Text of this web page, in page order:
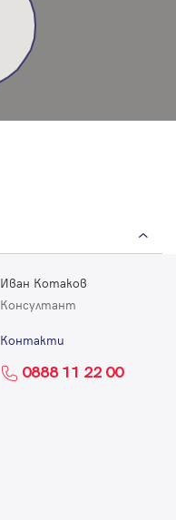
Иван Котаков
Консултант
Контакти
0888 11 22 00